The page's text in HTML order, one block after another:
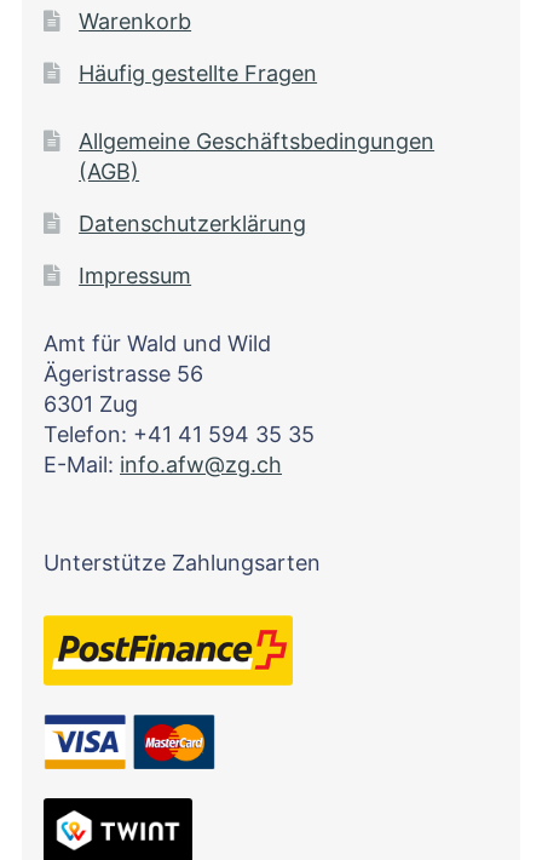
Warenkorb
Häufig gestellte Fragen
Allgemeine Geschäftsbedingungen
(AGB)
Datenschutzerklärung
Impressum
Amt für Wald und Wild
Ägeristrasse 56
6301 Zug
Telefon: +41 41 594 35 35
E-Mail: info.afw@zg.ch
Unterstütze Zahlungsarten